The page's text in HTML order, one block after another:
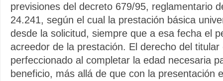
previsiones del decreto 679/95, reglamentario
24.241, según el cual la prestación básica
desde la solicitud, siempre que a esa fecha el
acreedor de la prestación. El derecho del titular
perfeccionado al completar la edad necesaria
beneficio, más allá de que con la presentación